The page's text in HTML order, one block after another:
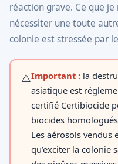
réaction grave. Ce que
nécessiter une toute
colonie est stressée par
⚠️Important :la
asiatique est
certifié Certibiocide
biocides
Les aérosols vendus
qu’exciter la colonie